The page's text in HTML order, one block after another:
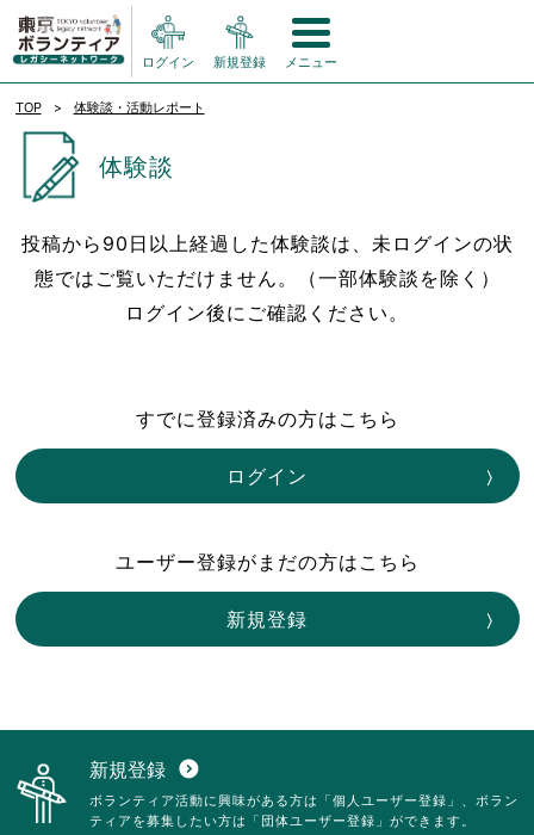
ログイン 新規登録 メニュー
TOP 体験談・活動レポート
体験談
投稿から90日以上経過した体験談は、未ログインの状
態ではご覧いただけません。（一部体験談を除く）
ログイン後にご確認ください。
すでに登録済みの方はこちら
ログイン
ユーザー登録がまだの方はこちら
新規登録
新規登録 expand_circle_down
ボランティア活動に興味がある方は「個人ユーザー登録」、ボラン
ティアを募集したい方は「団体ユーザー登録」ができます。